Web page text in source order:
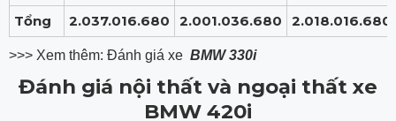
Tổng 2.037.016.680 2.001.036.680 2.018.016.680
>>> Xem thêm: Đánh giá xe BMW 330i
Đánh giá nội thất và ngoại thất xe
BMW 420i